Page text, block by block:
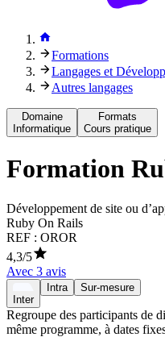
Formations
Langages et
Autres langages
Domaine
Informatique
Formats
Cours pratique
Formation
Développement de site ou
Ruby On Rails
REF : OROR
4,3/5
Avec 3 avis
Inter
Intra Sur-mesure
Regroupe des participants de
même programme, à dates